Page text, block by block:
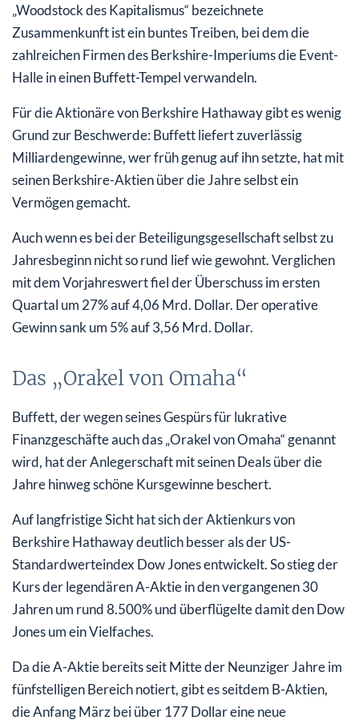
„Woodstock des Kapitalismus“ bezeichnete
Zusammenkunft ist ein buntes Treiben, bei dem die
zahlreichen Firmen des Berkshire-Imperiums die Event-
Halle in einen Buffett-Tempel verwandeln.
Für die Aktionäre von Berkshire Hathaway gibt es wenig
Grund zur Beschwerde: Buffett liefert zuverlässig
Milliardengewinne, wer früh genug auf ihn setzte, hat mit
seinen Berkshire-Aktien über die Jahre selbst ein
Vermögen gemacht.
Auch wenn es bei der Beteiligungsgesellschaft selbst zu
Jahresbeginn nicht so rund lief wie gewohnt. Verglichen
mit dem Vorjahreswert fiel der Überschuss im ersten
Quartal um 27% auf 4,06 Mrd. Dollar. Der operative
Gewinn sank um 5% auf 3,56 Mrd. Dollar.
Das „Orakel von Omaha“
Buffett, der wegen seines Gespürs für lukrative
Finanzgeschäfte auch das „Orakel von Omaha“ genannt
wird, hat der Anlegerschaft mit seinen Deals über die
Jahre hinweg schöne Kursgewinne beschert.
Auf langfristige Sicht hat sich der Aktienkurs von
Berkshire Hathaway deutlich besser als der US-
Standardwerteindex Dow Jones entwickelt. So stieg der
Kurs der legendären A-Aktie in den vergangenen 30
Jahren um rund 8.500% und überflügelte damit den Dow
Jones um ein Vielfaches.
Da die A-Aktie bereits seit Mitte der Neunziger Jahre im
fünfstelligen Bereich notiert, gibt es seitdem B-Aktien,
die Anfang März bei über 177 Dollar eine neue